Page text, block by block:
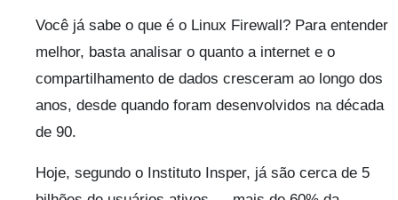
Você já sabe o que é o Linux Firewall? Para entender
melhor, basta analisar o quanto a internet e o
compartilhamento de dados cresceram ao longo dos
anos, desde quando foram desenvolvidos na década
de 90.
Hoje, segundo o Instituto Insper, já são cerca de 5